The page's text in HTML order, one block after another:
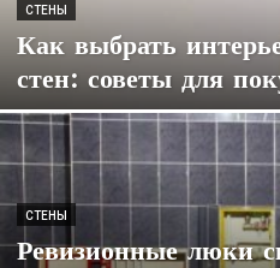
СТЕНЫ
Как выбрать
стен: советы для
СТЕНЫ
Ревизионные люки